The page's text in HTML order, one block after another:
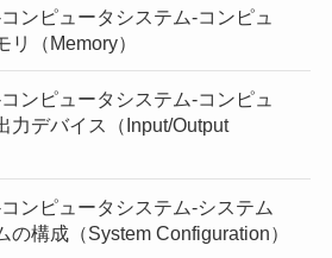
ンピュータシステム-コンピュ
リ（Memory）
ンピュータシステム-コンピュ
力デバイス（Input/Output
ンピュータシステム-システム
の構成（System Configuration）